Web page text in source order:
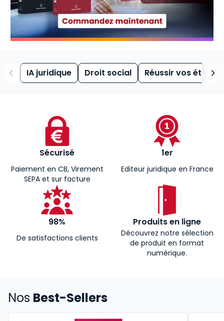
IA juridique Droit social Réussir vos études
Sécurisé
Paiement en CB, Virement
SEPA et sur facture
1er
Editeur juridique en France
98%
De satisfactions clients
Produits en ligne
Découvrez notre sélection
de produit en format
numérique.
Nos Best-Sellers